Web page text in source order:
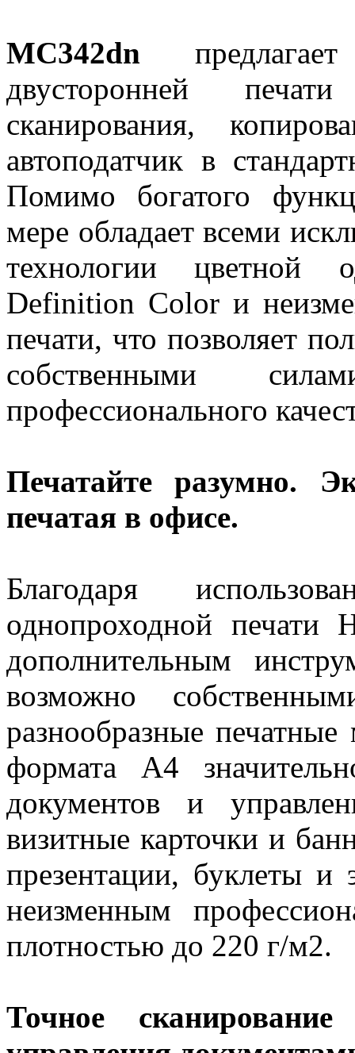
MC342dn
двусторонней
сканирования,
автоподатчик в
Помимо богатого
мере обладает всеми
технологии цветной
Definition Color и
печати, что позволяет
собственными
профессионального
Печатайте разумно.
печатая в офисе.
Благодаря
однопроходной
дополнительным
возможно
разнообразные
формата А4
документов и
визитные карточки и
презентации, буклеты и
неизменным
плотностью до 220 г/м2.
Точное